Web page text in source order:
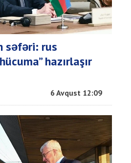
səfəri: rus
hazırlaşır
6 Avqust 12:09